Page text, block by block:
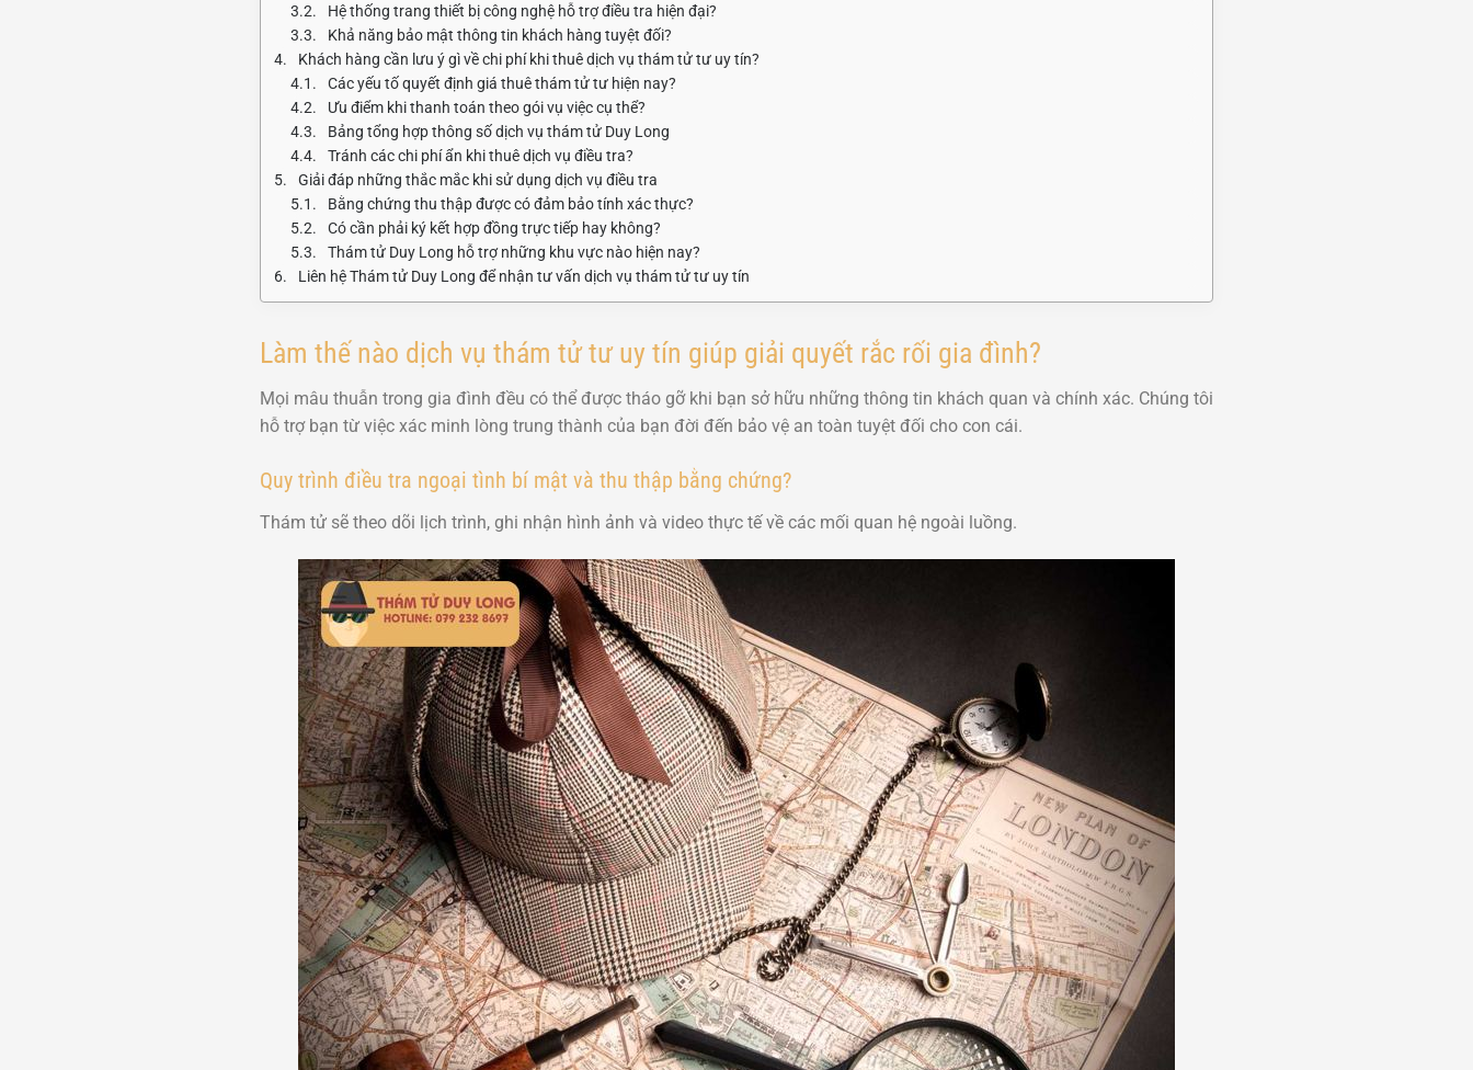
Hệ thống trang thiết bị công nghệ hỗ trợ điều tra hiện đại?
Khả năng bảo mật thông tin khách hàng tuyệt đối?
Khách hàng cần lưu ý gì về chi phí khi thuê dịch vụ thám tử tư uy tín?
Các yếu tố quyết định giá thuê thám tử tư hiện nay?
Ưu điểm khi thanh toán theo gói vụ việc cụ thể?
Bảng tổng hợp thông số dịch vụ thám tử Duy Long
Tránh các chi phí ẩn khi thuê dịch vụ điều tra?
Giải đáp những thắc mắc khi sử dụng dịch vụ điều tra
Bằng chứng thu thập được có đảm bảo tính xác thực?
Có cần phải ký kết hợp đồng trực tiếp hay không?
Thám tử Duy Long hỗ trợ những khu vực nào hiện nay?
Liên hệ Thám tử Duy Long để nhận tư vấn dịch vụ thám tử tư uy tín
Làm thế nào dịch vụ thám tử tư uy tín giúp giải quyết rắc rối gia đình?
Mọi mâu thuẫn trong gia đình đều có thể được tháo gỡ khi bạn sở hữu những thông tin khách quan và chính xác. Chúng tôi
hỗ trợ bạn từ việc xác minh lòng trung thành của bạn đời đến bảo vệ an toàn tuyệt đối cho con cái.
Quy trình điều tra ngoại tình bí mật và thu thập bằng chứng?
Thám tử sẽ theo dõi lịch trình, ghi nhận hình ảnh và video thực tế về các mối quan hệ ngoài luồng.